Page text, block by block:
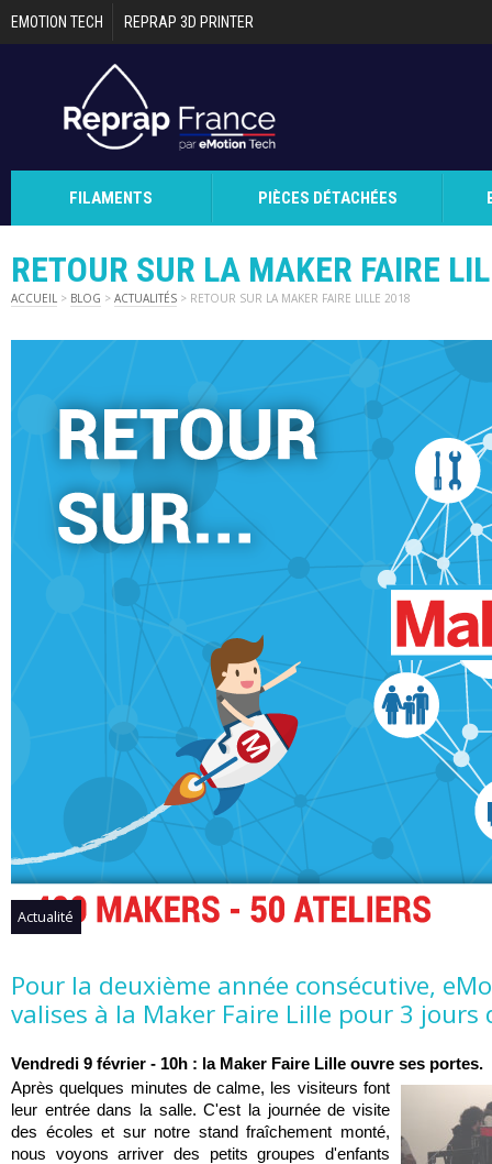
Aller au contenu principal
EMOTION TECH REPRAP 3D PRINTER
FILAMENTS PIÈCES DÉTACHÉES
RETOUR SUR LA MAKER FAIRE
ACCUEIL > BLOG > ACTUALITÉS > RETOUR SUR LA MAKER FAIRE LILLE 2018
Actualité
Pour la deuxième année consécutive,
valises à la Maker Faire Lille pour 3
Vendredi 9 février - 10h : la Maker Faire Lille ouvre ses portes.
Après quelques minutes de calme, les visiteurs font
leur entrée dans la salle. C'est la journée de visite
des écoles et sur notre stand fraîchement monté,
nous voyons arriver des petits groupes d'enfants